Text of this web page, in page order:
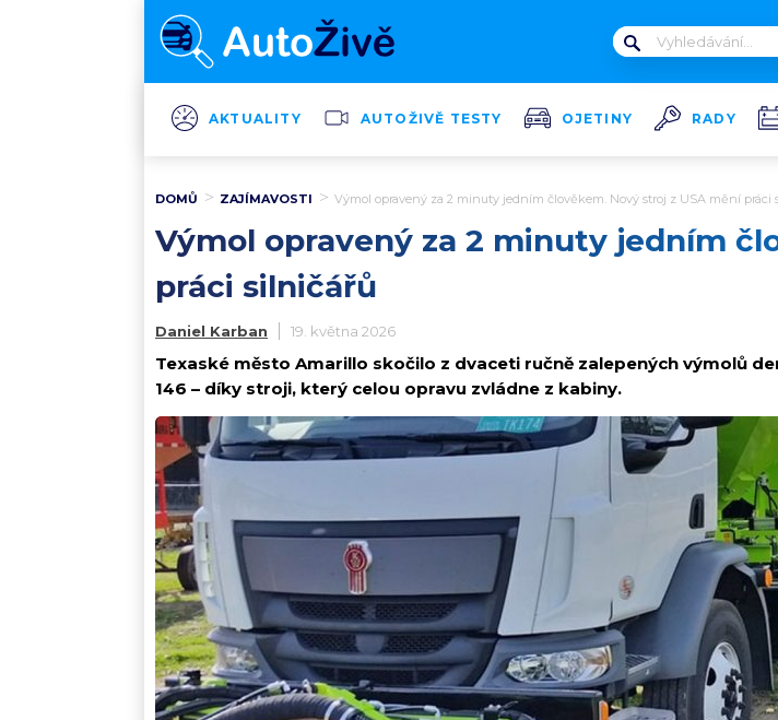
AKTUALITY AUTOŽIVĚ TESTY OJETINY RADY
DOMŮ ZAJÍMAVOSTI Výmol opravený za 2 minuty jedním člověkem. Nový stroj z USA mění práci
Výmol opravený za 2 minuty jedním
práci silničářů
Daniel Karban 19. května 2026
Texaské město Amarillo skočilo z dvaceti ručně zalepených výmolů
146 – díky stroji, který celou opravu zvládne z kabiny.